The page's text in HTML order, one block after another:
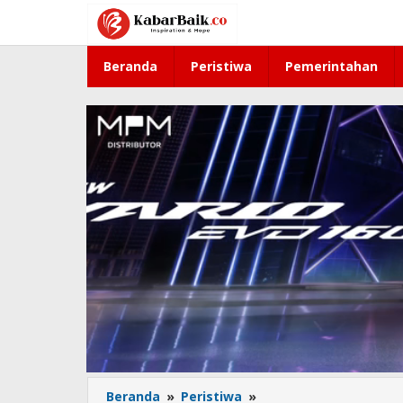
konten
Beranda Peristiwa Pemerintahan
Beranda » Peristiwa »